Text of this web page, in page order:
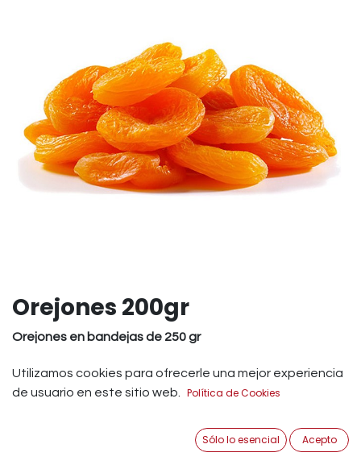
Orejones 200gr
Orejones en bandejas de 250 gr
OREJÓN ALBARICOQUE.
INFORMACIÓN NUTRICIONAL
Utilizamos cookies para ofrecerle una mejor experiencia
de usuario en este sitio web. Política de Cookies
Sólo lo esencial Acepto